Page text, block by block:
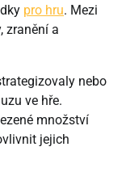
pro hru. Mezi
zranění a
nebo
ve hře.
množství
jejich